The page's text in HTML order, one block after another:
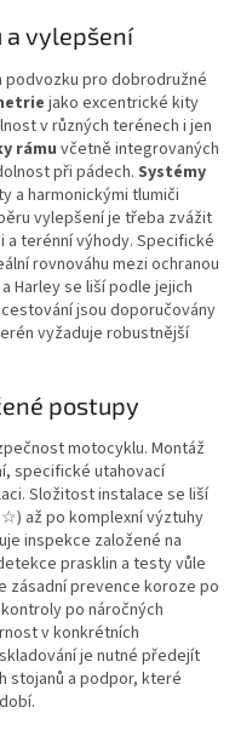
a vylepšení
pro dobrodružné
jako excentrické kity
v různých terénech i jen
rámu včetně integrovaných
při pádech. Systémy
a harmonickými tlumiči
vylepšení je třeba zvážit
terénní výhody. Specifické
rovnováhu mezi ochranou
Harley se liší podle jejich
jsou doporučovány
vyžaduje robustnější
postupy
motocyklu. Montáž
specifické utahovací
Složitost instalace se liší
až po komplexní výztuhy
inspekce založené na
prasklin a testy vůle
zásadní prevence koroze po
po náročných
v konkrétních
je nutné předejít
stojanů a podpor, které